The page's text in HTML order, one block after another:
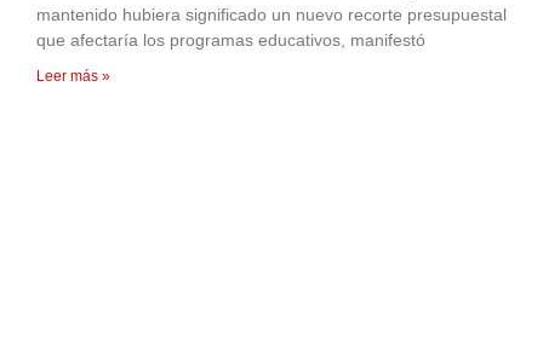
mantenido hubiera significado un nuevo recorte presupuestal
que afectaría los programas educativos, manifestó
Leer más »